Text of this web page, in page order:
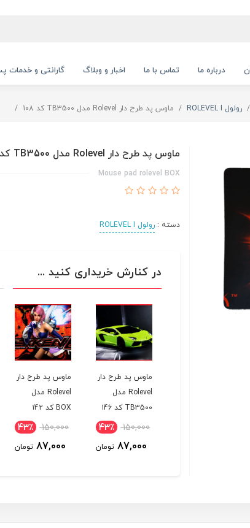
درباره ما تماس با ما اخبار و وبلاگ گارانتی و خدمات
رولول ROLEVEL I ماوس پد طرح دار Rolevel مدل TB3500 کد 108
ماوس پد طرح دار Rolevel مدل TB3500 کد 108
Mouse pad rolevel BOX
دسته :رولول ROLEVEL I
در کنارش خریداری کنید ...
ماوس پد طرح دار
Rolevel مدل
TB3500 کد ۱46
150,000 43٪
87,000 تومان
ماوس پد طرح دار
Rolevel مدل
BOX کد ۱42
150,000 43٪
87,000 تومان